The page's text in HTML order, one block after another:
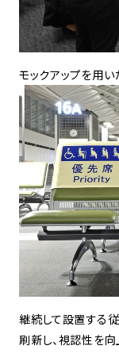
モックアップを用
継続して設置する
刷新し、視認性を向